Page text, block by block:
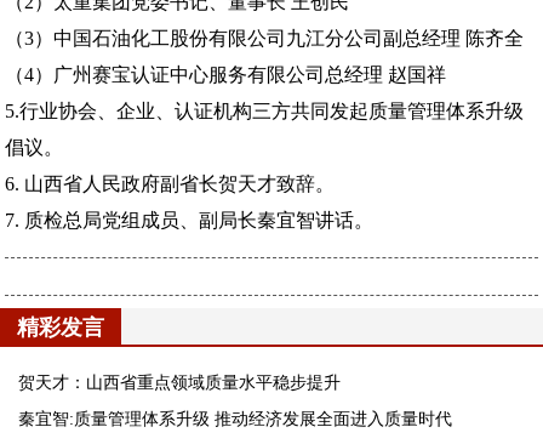
（3）中国石油化工股份有限公司九江分公司副总经理 陈齐全
（4）广州赛宝认证中心服务有限公司总经理 赵国祥
5.行业协会、企业、认证机构三方共同发起质量管理体系升级
倡议。
6. 山西省人民政府副省长贺天才致辞。
7. 质检总局党组成员、副局长秦宜智讲话。
精彩发言
贺天才：山西省重点领域质量水平稳步提升
秦宜智:质量管理体系升级 推动经济发展全面进入质量时代